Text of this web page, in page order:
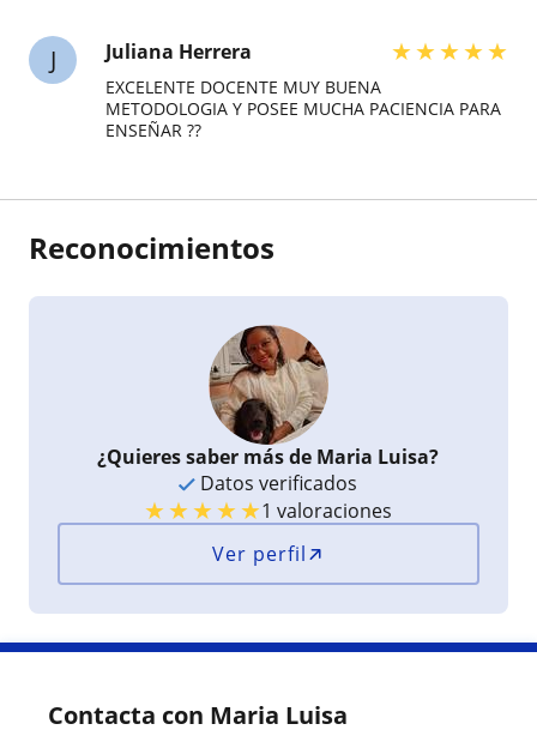
J Juliana Herrera ★★★★★
EXCELENTE DOCENTE MUY BUENA
METODOLOGIA Y POSEE MUCHA PACIENCIA PARA
ENSEÑAR ??
Reconocimientos
¿Quieres saber más de Maria Luisa?
Datos verificados
★★★★★1 valoraciones
Ver perfil
Contacta con Maria Luisa